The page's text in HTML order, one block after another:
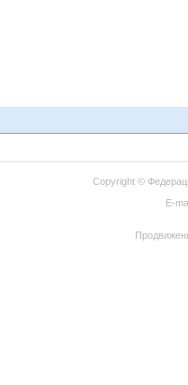
Copyright ©
E-